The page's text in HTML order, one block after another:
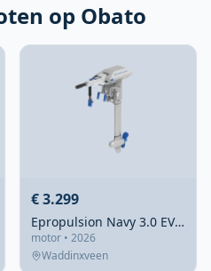
op Obato
€ 3.299
Epropulsion Navy 3.0 EVO Langstaart Tiller
motor • 2026
Waddinxveen